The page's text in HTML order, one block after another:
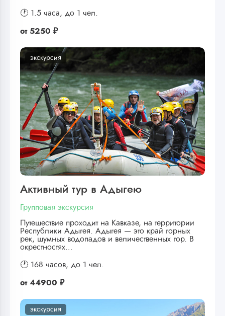
🕐 1.5 часа, до 1 чел.
от 5250 ₽
экскурсия
Активный тур в Адыгею
Групповая экскурсия
Путешествие проходит на Кавказе, на территории
Республики Адыгея. Адыгея — это край горных
рек, шумных водопадов и величественных гор. В
окрестностях…
🕐 168 часов, до 1 чел.
от 44900 ₽
экскурсия